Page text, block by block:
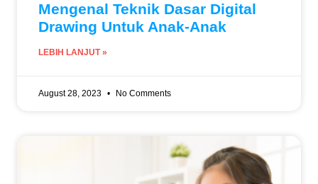
Mengenal Teknik Dasar Digital
Drawing Untuk Anak-Anak
LEBIH LANJUT »
August 28, 2023 No Comments